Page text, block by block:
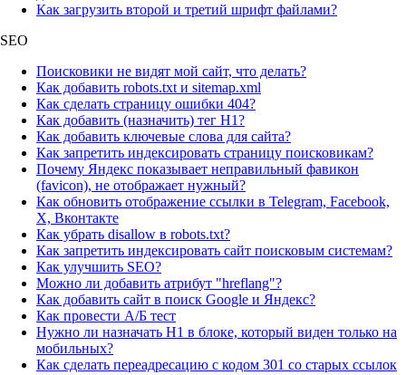
Как загрузить второй и третий шрифт файлами?
SEO
Поисковики не видят мой сайт, что делать?
Как добавить robots.txt и sitemap.xml
Как сделать страницу ошибки 404?
Как добавить (назначить) тег H1?
Как добавить ключевые слова для сайта?
Как запретить индексировать страницу поисковикам?
Почему Яндекс показывает неправильный фавикон
(favicon), не отображает нужный?
Как обновить отображение ссылки в Telegram, Facebook,
X, Вконтакте
Как убрать disallow в robots.txt?
Как запретить индексировать сайт поисковым системам?
Как улучшить SEO?
Можно ли добавить атрибут "hreflang"?
Как добавить сайт в поиск Google и Яндекс?
Как провести А/Б тест
Нужно ли назначать H1 в блоке, который виден только на
мобильных?
Как сделать переадресацию с кодом 301 со старых ссылок